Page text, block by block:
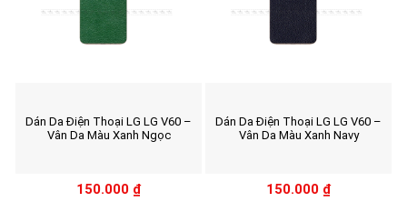
Dán Da Điện Thoại LG LG V60 –
Vân Da Màu Xanh Ngọc
150.000 ₫
Dán Da Điện Thoại LG LG V60 –
Vân Da Màu Xanh Navy
150.000 ₫